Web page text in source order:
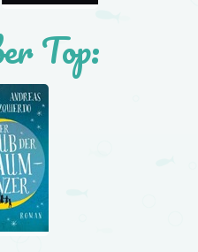
Top: